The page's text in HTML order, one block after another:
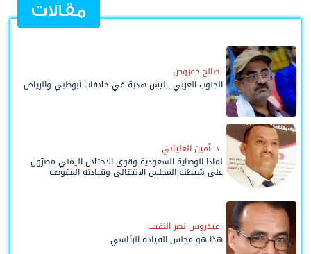
مقالات
صالح حقروص
الجنوب العربي.. ليس هدية في خلافات أبوظبي والرياض
د. أمين العلياني
لماذا الوصاية السعودية وقوى الاحتلال اليمني مصرّون
على شيطنة المجلس الانتقالي وقيادته المفوضة
عيدروس نصر النقيب
هذا هو مجلس القيادة الرئاسي